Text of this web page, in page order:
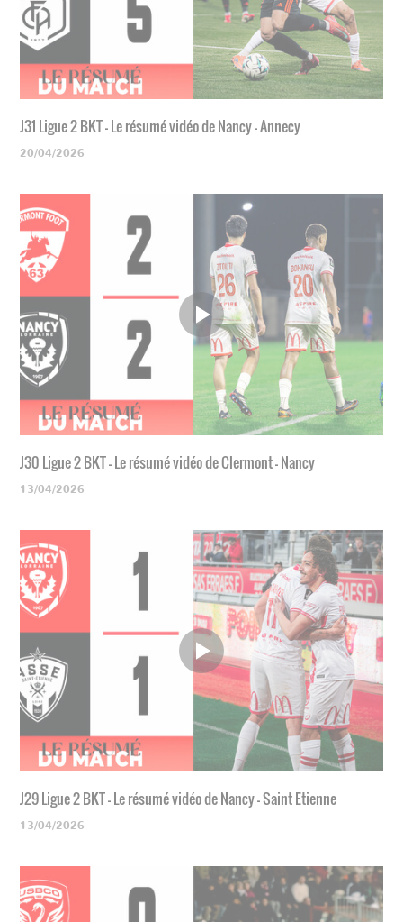
J31 Ligue 2 BKT - Le résumé vidéo de Nancy - Annecy
20/04/2026
J30 Ligue 2 BKT - Le résumé vidéo de Clermont - Nancy
13/04/2026
J29 Ligue 2 BKT - Le résumé vidéo de Nancy - Saint Etienne
13/04/2026